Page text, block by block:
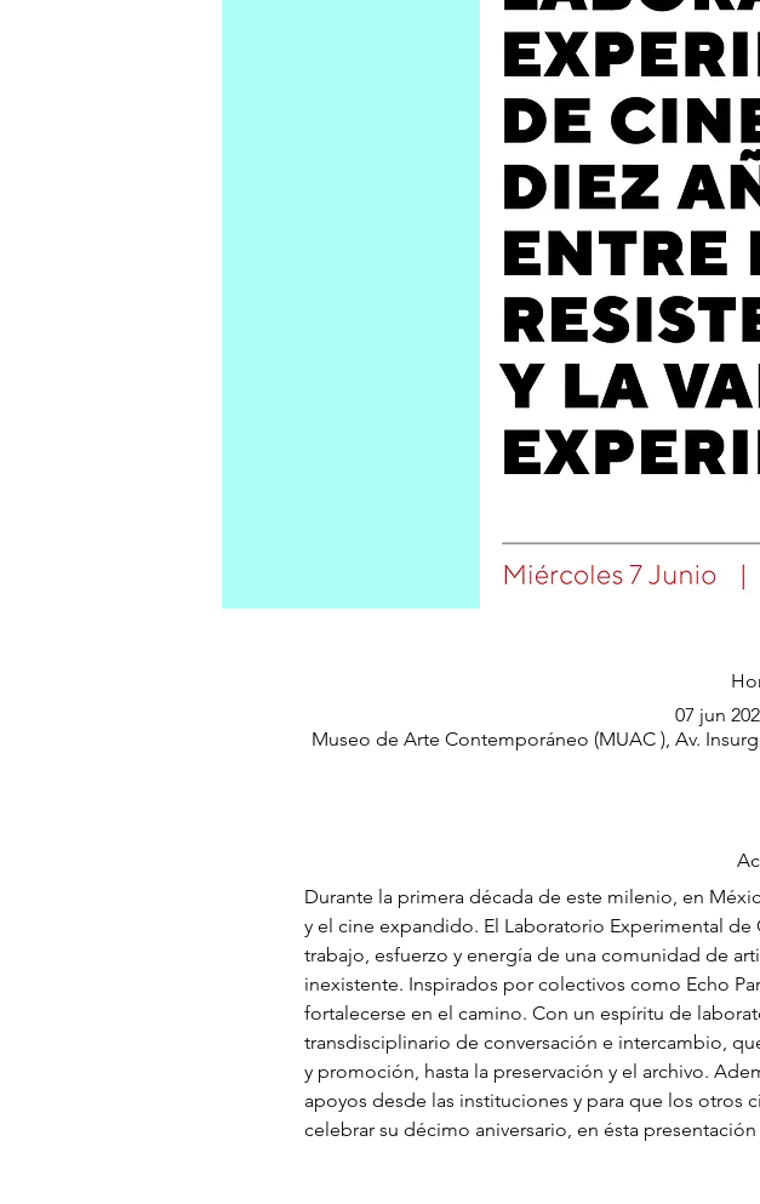
07 jun
Museo de Arte Contemporáneo (MUAC ), Av.
Durante la primera década de este milenio, en
y el cine expandido. El Laboratorio Experimental de
trabajo, esfuerzo y energía de una comunidad de
inexistente. Inspirados por colectivos como Echo
fortalecerse en el camino. Con un espíritu de
transdisciplinario de conversación e intercambio,
y promoción, hasta la preservación y el archivo.
apoyos desde las instituciones y para que los otros
celebrar su décimo aniversario, en ésta